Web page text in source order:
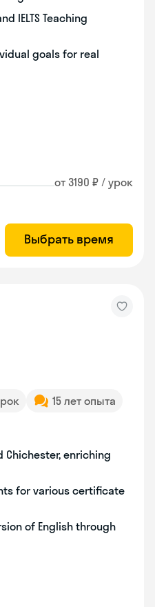
IELTS Teaching
goals for real
от 3190 ₽ / урок
Выбрать время
15 лет опыта
Chichester, enriching
for various certificate
of English through